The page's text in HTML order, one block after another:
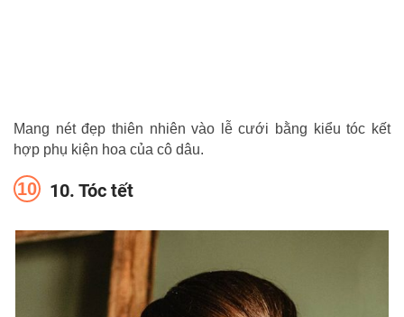
Mang nét đẹp thiên nhiên vào lễ cưới bằng kiểu tóc kết
hợp phụ kiện hoa của cô dâu.
10. Tóc tết